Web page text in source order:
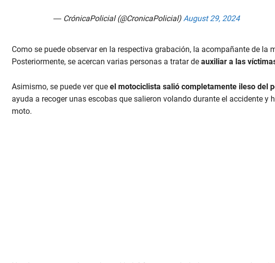
— CrónicaPolicial (@CronicaPolicial) August 29, 2024
Como se puede observar en la respectiva grabación, la acompañante de la
Posteriormente, se acercan varias personas a tratar de auxiliar a las
Asimismo, se puede ver que el motociclista salió completamente ileso del
ayuda a recoger unas escobas que salieron volando durante el accidente y
moto.